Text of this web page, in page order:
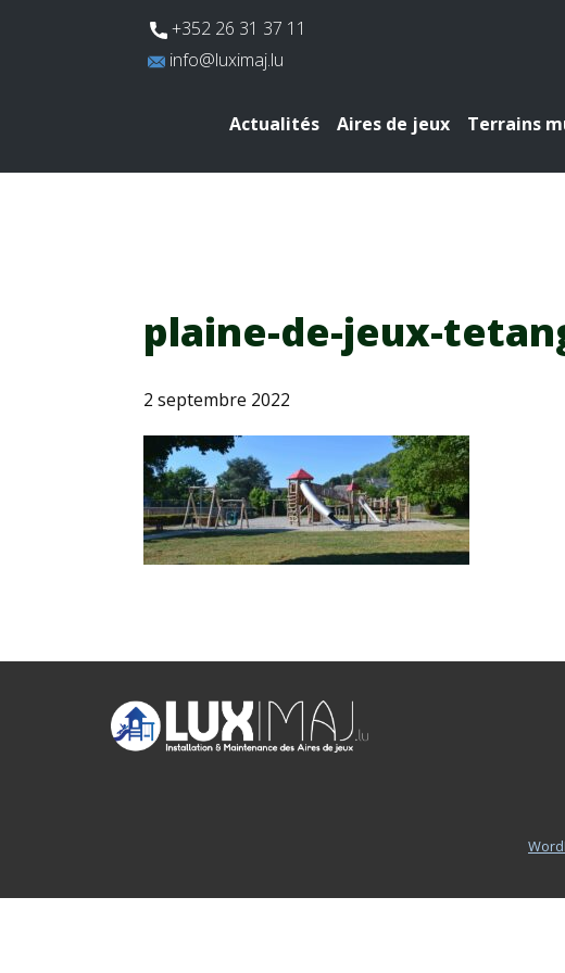
​+352 26 31 37 11
​info@luximaj.lu
Actualités Aires de jeux Terrains
plaine-de-jeux-
2 septembre 2022